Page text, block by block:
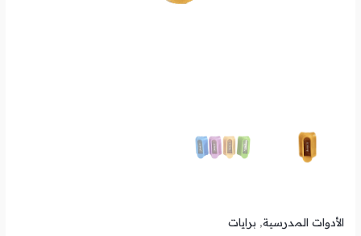
الأدوات المدرسية, برايات